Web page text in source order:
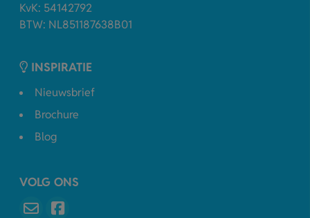
KvK: 54142792
BTW: NL851187638B01
INSPIRATIE
Nieuwsbrief
Brochure
Blog
VOLG ONS